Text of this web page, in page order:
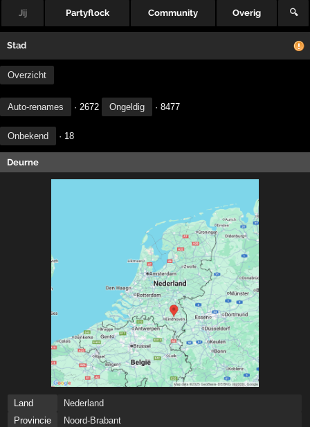
Jij Partyflock Community Overig 🔍
Stad
Overzicht
Auto-renames · 2672 Ongeldig · 8477
Onbekend · 18
Deurne
Land
Nederland
Provincie
Noord-Brabant